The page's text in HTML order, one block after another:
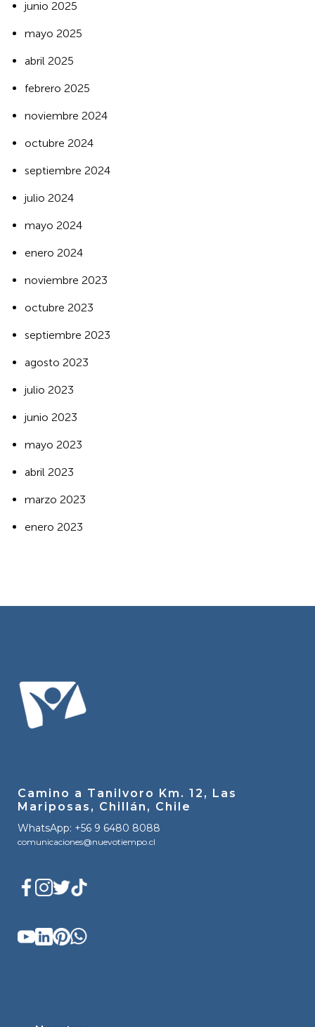
junio 2025
mayo 2025
abril 2025
febrero 2025
noviembre 2024
octubre 2024
septiembre 2024
julio 2024
mayo 2024
enero 2024
noviembre 2023
octubre 2023
septiembre 2023
agosto 2023
julio 2023
junio 2023
mayo 2023
abril 2023
marzo 2023
enero 2023
Camino a Tanilvoro Km. 12, Las
Mariposas, Chillán, Chile
WhatsApp: +56 9 6480 8088
comunicaciones@nuevotiempo.cl